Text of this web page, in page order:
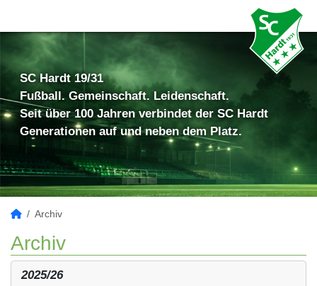
SC Hardt 19/31
Fußball. Gemeinschaft. Leidenschaft.
Seit über 100 Jahren verbindet der SC Hardt
Generationen auf und neben dem Platz.
Archiv
Archiv
2025/26